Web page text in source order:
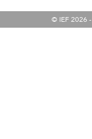
© IEF 2026 -